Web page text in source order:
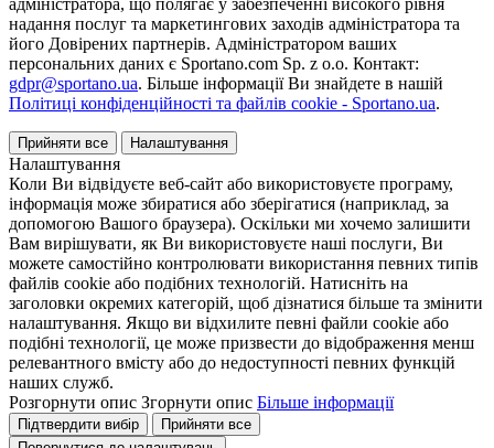
адміністратора, що полягає у забезпеченні високого рівня
надання послуг та маркетингових заходів адміністратора та
його Довірених партнерів. Адміністратором ваших
персональних даних є Sportano.com Sp. z o.o. Контакт:
gdpr@sportano.ua. Більше інформації Ви знайдете в нашій
Політиці конфіденційності та файлів cookie - Sportano.ua.
Прийняти все Налаштування
Налаштування
Коли Ви відвідуєте веб-сайт або використовуєте програму,
інформація може збиратися або зберігатися (наприклад, за
допомогою Вашого браузера). Оскільки ми хочемо залишити
Вам вирішувати, як Ви використовуєте наші послуги, Ви
можете самостійно контролювати використання певних типів
файлів cookie або подібних технологій. Натисніть на
заголовки окремих категорій, щоб дізнатися більше та змінити
налаштування. Якщо ви відхилите певні файли cookie або
подібні технології, це може призвести до відображення менш
релевантного вмісту або до недоступності певних функцій
наших служб.
Розгорнути опис Згорнути опис Більше інформації
Підтвердити вибір
Прийняти все